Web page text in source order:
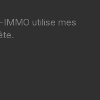
utilise mes